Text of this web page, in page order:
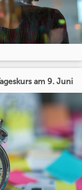
am 9. Juni